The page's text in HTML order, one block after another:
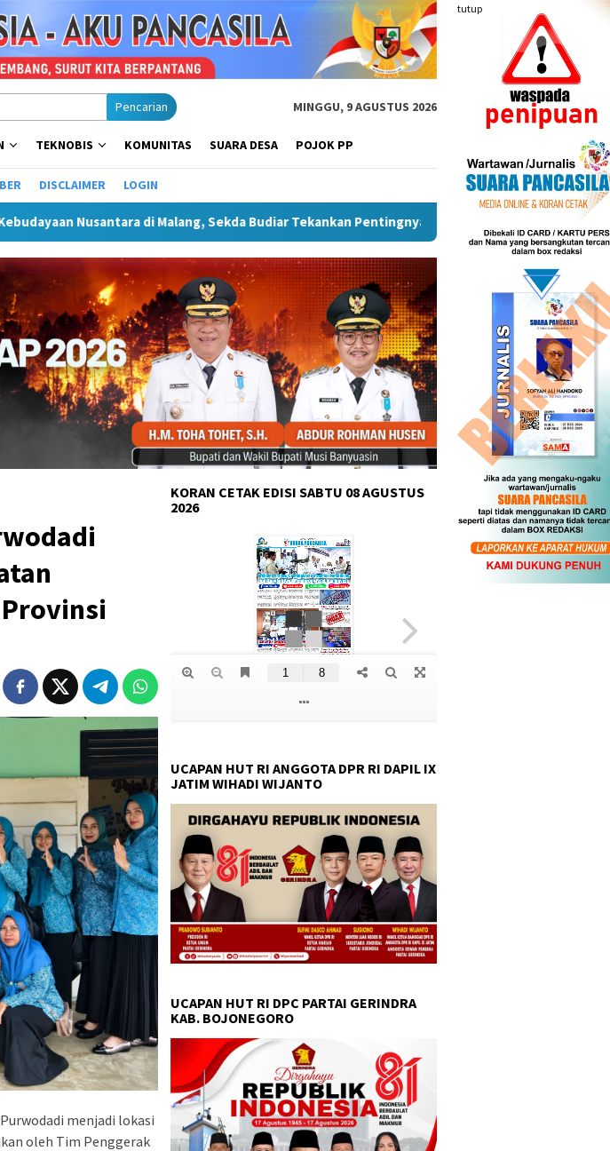
tutup
Pencarian MINGGU, 9 AGUSTUS 2026
TEKNOBIS KOMUNITAS SUARA DESA POJOK PP
DISCLAIMER LOGIN
Infrastruktur Kebudayaan Wakil Wali Kota Lepas Lomba Gerak Jalan Tingkat
menjadi lokasi
oleh Tim Penggerak
KORAN CETAK EDISI SABTU 08 AGUSTUS
2026
UCAPAN HUT RI ANGGOTA DPR RI DAPIL IX
JATIM WIHADI WIJANTO
UCAPAN HUT RI DPC PARTAI GERINDRA
KAB. BOJONEGORO